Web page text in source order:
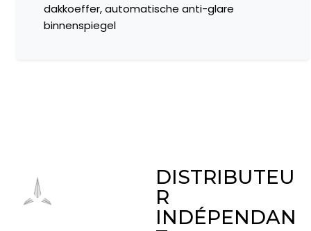
dakkoeffer, automatische anti-glare
binnenspiegel
DISTRIBUTEU
R
INDÉPENDAN